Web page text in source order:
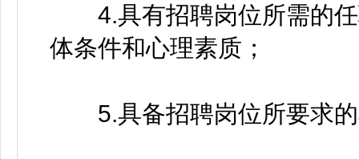
4.具有招聘岗位所需的任
体条件和心理素质；
5.具备招聘岗位所要求的